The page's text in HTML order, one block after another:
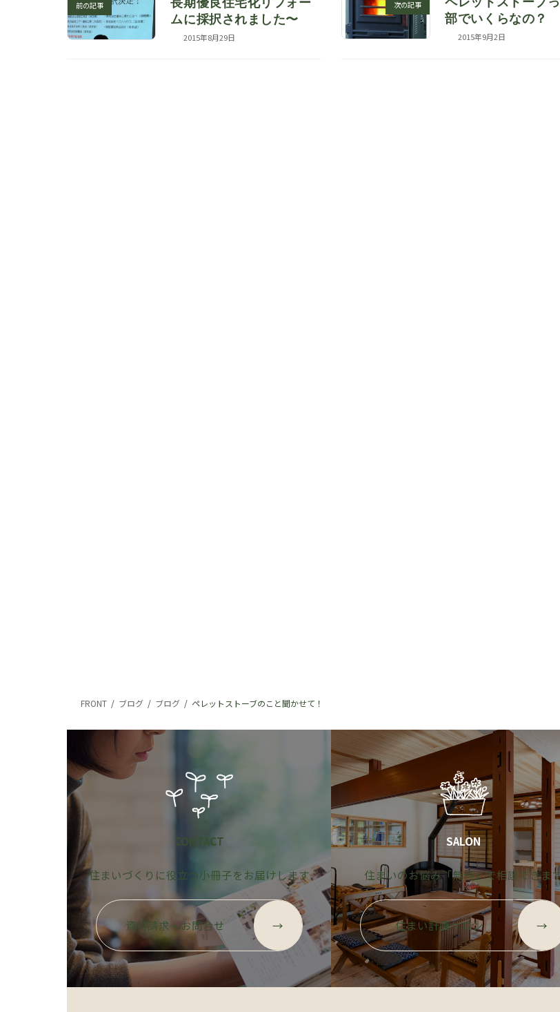
前の記事
ムに採択されました〜
2015年8月29日
次の記事
部でいくらなの？
2015年9月2日
FRONT ブログ ブログ ペレットストーブのこと聞かせて！
CONTACT
住まいづくりに役立つ小冊子をお届けします
資料請求・お問合せ →
グ
ル
ー
プ
リ
ン
SALON
住まいのお悩み「無料」で相談できま
住まい計画サロン →
グ
ル
ー
プ
リ
ン